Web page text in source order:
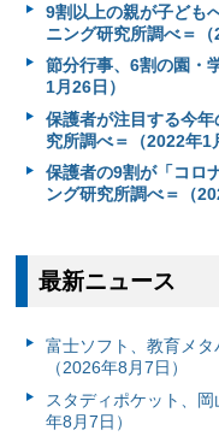
9割以上の親が子ども
ニング研究所調べ＝（
節分行事、6割の園・
1月26日）
保護者が注目する今
究所調べ＝（2022年1
保護者の9割が「コロ
ング研究所調べ＝（
最新ニュース
富⼠ソフト、教育メ
（2026年8月7日）
スタディポケット、
年8月7日）